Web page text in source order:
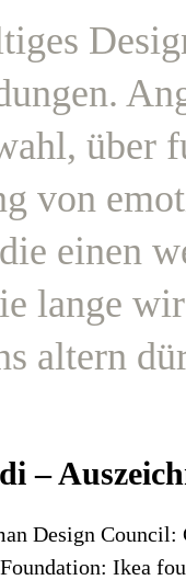
über
von
einen
lange
altern
–
Design
Ikea